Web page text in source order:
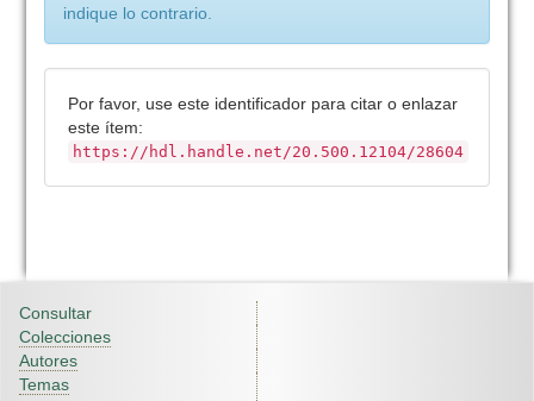
indique lo contrario.
Por favor, use este identificador para citar o enlazar
este ítem:
https://hdl.handle.net/20.500.12104/28604
Consultar
Colecciones
Autores
Temas